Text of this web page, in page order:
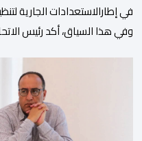
في إطارالاستعدادات الجارية
وفي هذا السياق، أكد رئيس
ولم تخل هذه الدورة من
وتبرز هذه الأرقام الحجم
ومن المرتقب أن تعرف
واسعا،في ظل الشغف الكبير